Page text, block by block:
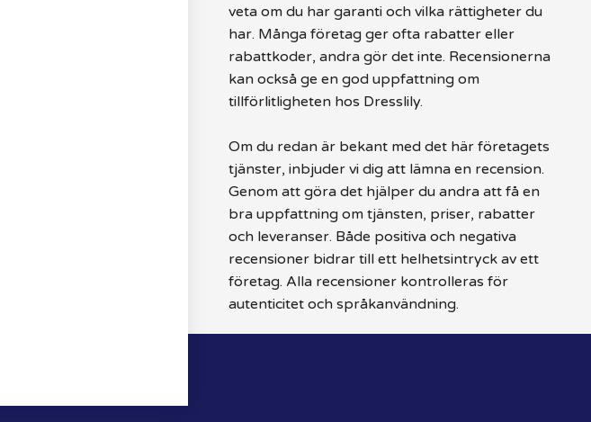
veta om du har garanti och vilka rättigheter du
har. Många företag ger ofta rabatter eller
rabattkoder, andra gör det inte. Recensionerna
kan också ge en god uppfattning om
tillförlitligheten hos Dresslily.
Om du redan är bekant med det här företagets
tjänster, inbjuder vi dig att lämna en recension.
Genom att göra det hjälper du andra att få en
bra uppfattning om tjänsten, priser, rabatter
och leveranser. Både positiva och negativa
recensioner bidrar till ett helhetsintryck av ett
företag. Alla recensioner kontrolleras för
autenticitet och språkanvändning.